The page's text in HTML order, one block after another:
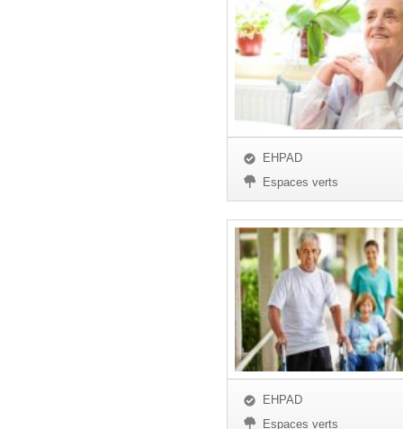
EHPAD
Espaces verts
EHPAD
Espaces verts